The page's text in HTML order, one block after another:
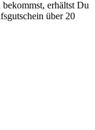
erhältst Du
über 20